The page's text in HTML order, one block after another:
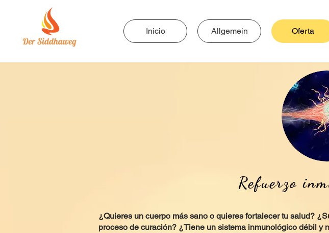
Inicio Allgemein Oferta
Refuerzo
¿Quieres un cuerpo más sano o quieres fortalecer tu salud?
proceso de curación? ¿Tiene un sistema inmunológico débil